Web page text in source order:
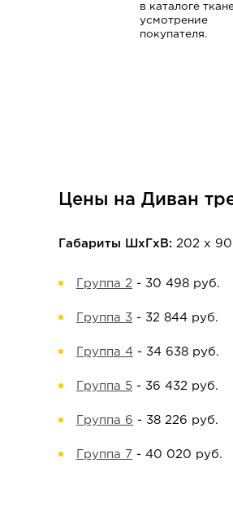
в каталоге
усмотрение
покупателя.
Цены на Диван
Габариты ШхГхВ: 202 х
Группа 2 - 30 498 руб.
Группа 3 - 32 844 руб.
Группа 4 - 34 638 руб.
Группа 5 - 36 432 руб.
Группа 6 - 38 226 руб.
Группа 7 - 40 020 руб.